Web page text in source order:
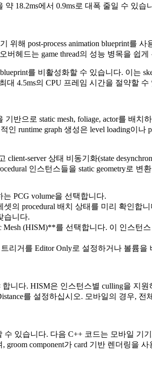
18.2ms에서 0.9ms로 대폭 줄일 수 있
위해 post-process animation blueprint를
헤드는 game thread의 성능 병목을 쉽
를 비활성화할 수 있습니다. 이는
대 4.5ms의 CPU 프레임 시간을 절약할 수
기반으로 static mesh, foliage, actor를 배
runtime graph 생성은 level loading이나
server 상태 비동기화(state
인스턴스들을 static geometry로 변
PCG volume을 선택합니다.
셋의 procedural 배치 상태를 미리 확인합니
습니다.
Mesh (HISM)**를 선택합니다. 이 인스턴
리거를 Editor Only로 설정하거나 볼륨을
니다. HISM은 인스턴스별 culling을 지
를 설정하십시오. 모바일의 경우, 전
있습니다. 다음 C++ 코드는 모바일
groom component가 card 기반 렌더링을